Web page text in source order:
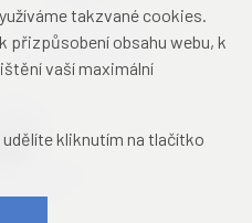
Zámecký hotel Třešť
konferenční centrum
takzvané cookies.
přizpůsobení obsahu webu, k
vaší maximální
kliknutím na tlačítko